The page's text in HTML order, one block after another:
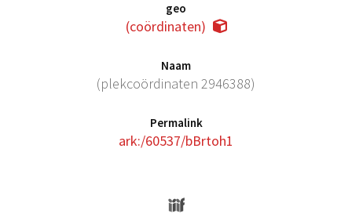
geo
(coördinaten)
Naam
(plekcoördinaten 2946388)
Permalink
ark:/60537/bBrtoh1